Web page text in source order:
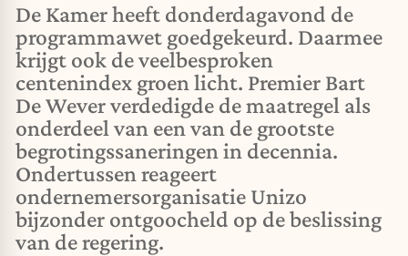
De Kamer heeft donderdagavond de
programmawet goedgekeurd. Daarmee
krijgt ook de veelbesproken
centenindex groen licht. Premier Bart
De Wever verdedigde de maatregel als
onderdeel van een van de grootste
begrotingssaneringen in decennia.
Ondertussen reageert
ondernemersorganisatie Unizo
bijzonder ontgoocheld op de beslissing
van de regering.